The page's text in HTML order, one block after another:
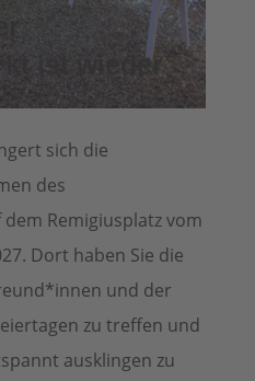
ist wieder
sich die
des
Remigiusplatz vom
Dort haben Sie die
und der
zu treffen und
ausklingen zu